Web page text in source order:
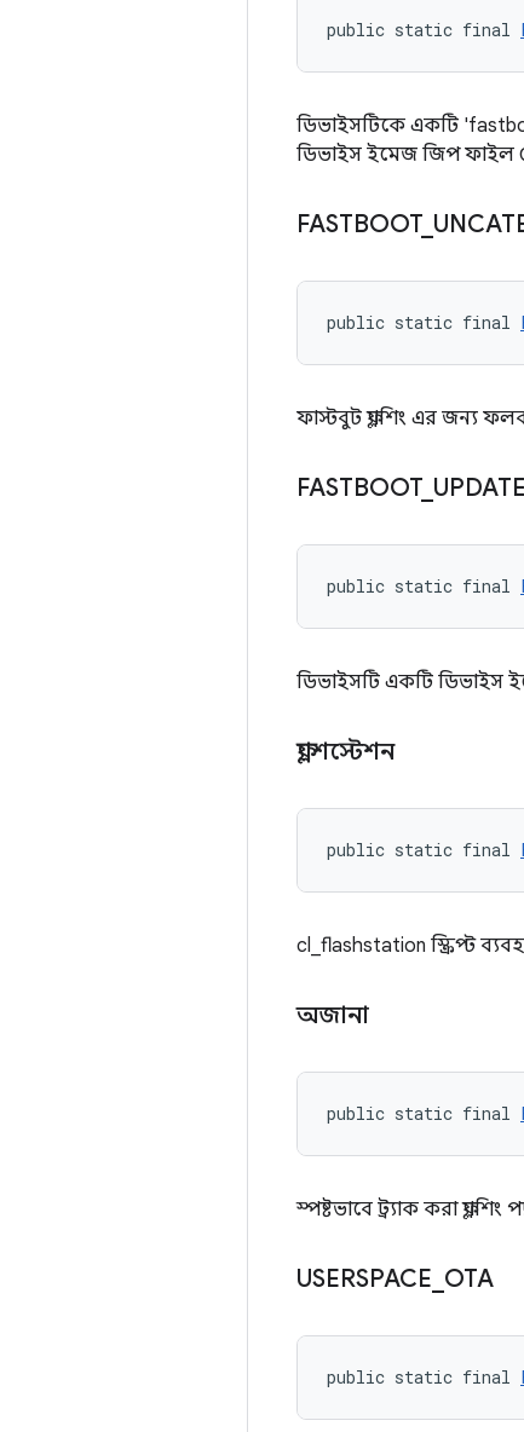
public static final
ডিভাইসটিকে একটি
ডিভাইস ইমেজ জিপ ফাইল
FASTBOOT_
public static final
ফাস্টবুট ফ্ল্যাশিং এর জন্য
FASTBOOT_ UPDATE
public static final
ডিভাইসটি একটি ডিভাইস
ফ্ল্যাশস্টেশন
public static final
cl_flashstation স্ক্রিপ্ট
অজানা
public static final
স্পষ্টভাবে ট্র্যাক করা
USERSPACE OTA
public static final